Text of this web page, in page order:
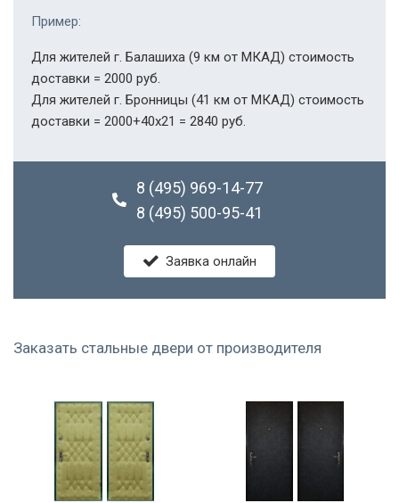
Пример:
Для жителей г. Балашиха (9 км от МКАД) стоимость
доставки = 2000 руб.
Для жителей г. Бронницы (41 км от МКАД) стоимость
доставки = 2000+40х21 = 2840 руб.
8 (495) 969-14-77
8 (495) 500-95-41
Заявка онлайн
Заказать стальные двери от производителя